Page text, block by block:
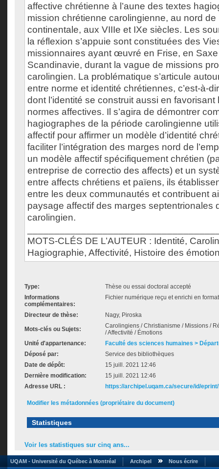
affective chrétienne à l’aune des textes
mission chrétienne carolingienne, au nord de
continentale, aux VIIIe et IXe siècles. Les
la réflexion s’appuie sont constituées des
missionnaires ayant œuvré en Frise, en
Scandinavie, durant la vague de missions
carolingien. La problématique s’articule
entre norme et identité chrétiennes, c’est-à-
dont l’identité se construit aussi en favorisant
normes affectives. Il s’agira de démontrer
hagiographes de la période carolingienne
affectif pour affirmer un modèle d’identité
faciliter l’intégration des marges nord de
un modèle affectif spécifiquement chrétien
entreprise de correctio des affects) et un
entre affects chrétiens et païens, ils
entre les deux communautés et contribuent
paysage affectif des marges septentrionales
carolingien.
MOTS-CLÉS DE L’AUTEUR : Identité,
Hagiographie, Affectivité, Histoire des
Type:
Thèse ou essai doctoral accepté
Informations
complémentaires:
Fichier numérique reçu et enrichi en
Directeur de thèse: Nagy, Piroska
Mots-clés ou Sujets:
Carolingiens / Christianisme / Missions /
/ Affectivité / Émotions
Unité d'appartenance:
Faculté des sciences humaines >
Déposé par:
Service des bibliothèques
Date de dépôt:
15 juill. 2021 12:46
Dernière modification:
15 juill. 2021 12:46
Adresse URL :
https://archipel.uqam.ca/secure/id/
Modifier les métadonnées (propriétaire du document)
Statistiques
Voir les statistiques sur cinq ans...
UQAM - Université du Québec à Montréal Archipel Nous écrire